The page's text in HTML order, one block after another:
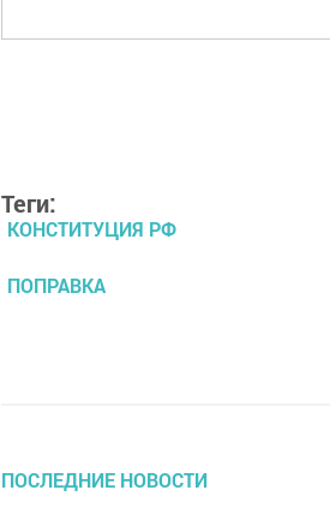
Теги:
КОНСТИТУЦИЯ РФ
ПОПРАВКА
ПОСЛЕДНИЕ НОВОСТИ